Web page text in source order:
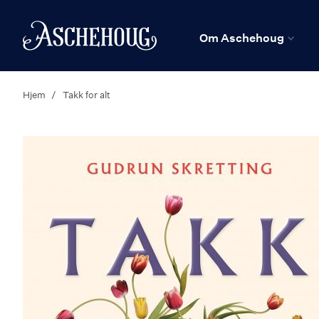
Hjem
Om Aschehoug
Hjem Takk for alt